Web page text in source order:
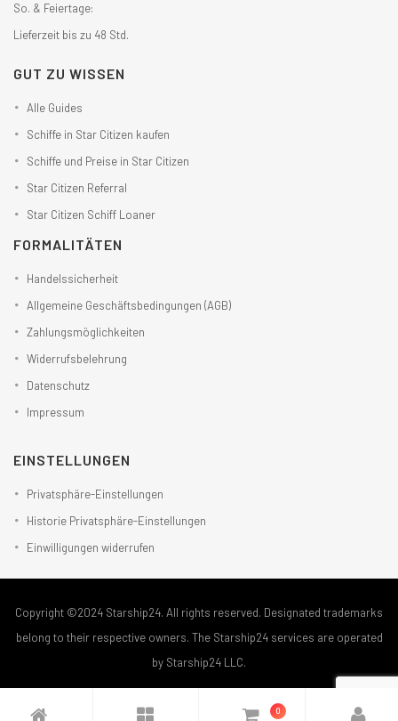
So. & Feiertage:
Lieferzeit bis zu 48 Std.
GUT ZU WISSEN
Alle Guides
Schiffe in Star Citizen kaufen
Schiffe und Preise in Star Citizen
Star Citizen Referral
Star Citizen Schiff Loaner
FORMALITÄTEN
Handelssicherheit
Allgemeine Geschäftsbedingungen (AGB)
Zahlungsmöglichkeiten
Widerrufsbelehrung
Datenschutz
Impressum
EINSTELLUNGEN
Privatsphäre-Einstellungen
Historie Privatsphäre-Einstellungen
Einwilligungen widerrufen
Copyright ©2024 Starship24. All rights reserved. Designated trademarks
belong to their respective owners. The Starship24 services are operated
by Starship24 LLC.
0